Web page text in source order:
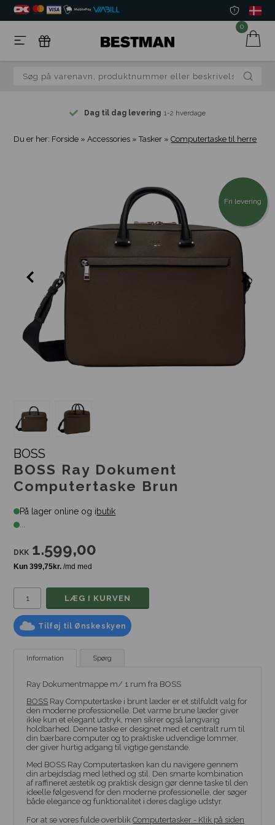
0
Dag til dag levering 1-2 hverdage
Du er her: Forside »Accessories »Tasker »Computertaske til herre
Fri levering
BOSS
BOSS Ray Dokument
Computertaske Brun
På lager online og ibutik
...
DKK 1.599,00
Tilføj til Ønskeskyen
Information Spørg
Ray Dokumentmappe m/ 1 rum fra BOSS
BOSS Ray Computertaske i brunt læder er et stilfuldt valg for
den moderne professionelle. Det varme brune læder giver
ikke kun et elegant udtryk, men sikrer også langvarig
holdbarhed. Denne taske er designet med et centralt rum til
din bærbare computer og to praktiske udvendige lommer,
der giver hurtig adgang til vigtige genstande.
Med BOSS Ray Computertasken kan du navigere gennem
din arbejdsdag med lethed og stil. Den smarte kombination
af raffineret æstetik og praktisk design gør denne taske til den
ideelle følgesvend for den moderne professionelle, der søger
både elegance og funktionalitet i deres daglige udstyr.
For at se vores fulde overblikComputertasker - Klik på siden